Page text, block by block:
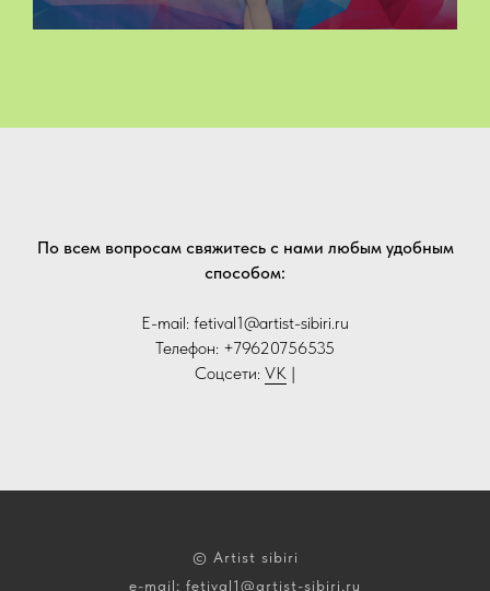
По всем вопросам свяжитесь с нами любым удобным
способом:
E-mail: fetival1@artist-sibiri.ru
Телефон: +79620756535
Соцсети: VK |
© Artist sibiri
e-mail: fetival1@artist-sibiri.ru